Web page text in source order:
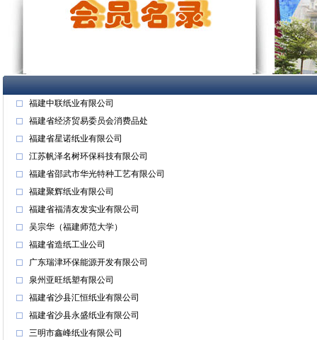
福建中联纸业有限公司
福建省经济贸易委员会消费品处
福建省星诺纸业有限公司
江苏帆泽名树环保科技有限公司
福建省邵武市华光特种工艺有限公司
福建聚辉纸业有限公司
福建省福清友发实业有限公司
吴宗华（福建师范大学）
福建省造纸工业公司
广东瑞津环保能源开发有限公司
泉州亚旺纸塑有限公司
福建省沙县汇恒纸业有限公司
福建省沙县永盛纸业有限公司
三明市鑫峰纸业有限公司